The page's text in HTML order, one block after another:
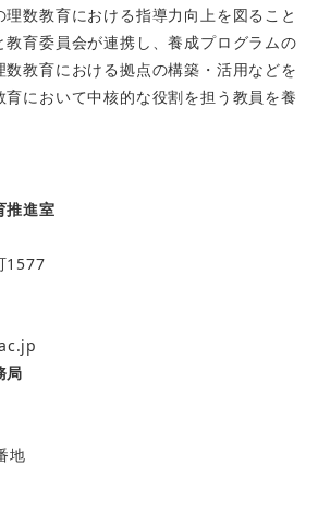
数教育における指導力向上を図ること
教育委員会が連携し、養成プログラムの
教育における拠点の構築・活用などを
において中核的な役割を担う教員を養
推進室
1577
局
地